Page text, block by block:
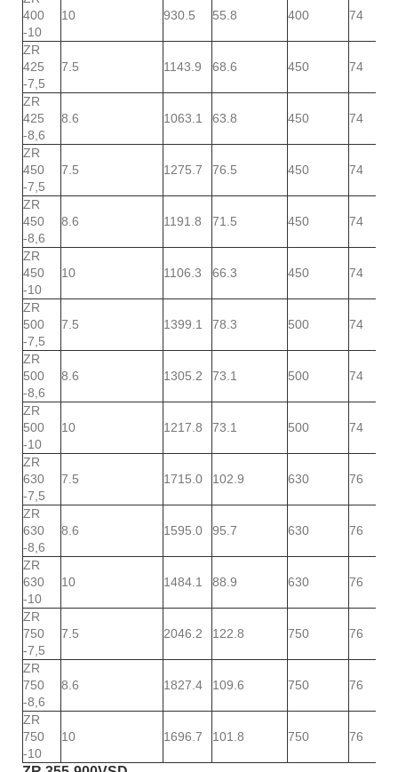
400
-10
10 930.5 55.8 400 74
ZR
425
-7,5
7.5 1143.9 68.6 450 74
ZR
425
-8,6
8.6 1063.1 63.8 450 74
ZR
450
-7,5
7.5 1275.7 76.5 450 74
ZR
450
-8,6
8.6 1191.8 71.5 450 74
ZR
450
-10
10 1106.3 66.3 450 74
ZR
500
-7,5
7.5 1399.1 78.3 500 74
ZR
500
-8,6
8.6 1305.2 73.1 500 74
ZR
500
-10
10 1217.8 73.1 500 74
ZR
630
-7,5
7.5 1715.0 102.9 630 76
ZR
630
-8,6
8.6 1595.0 95.7 630 76
ZR
630
-10
10 1484.1 88.9 630 76
ZR
750
-7,5
7.5 2046.2 122.8 750 76
ZR
750
-8,6
8.6 1827.4 109.6 750 76
ZR
750
-10
10 1696.7 101.8 750 76